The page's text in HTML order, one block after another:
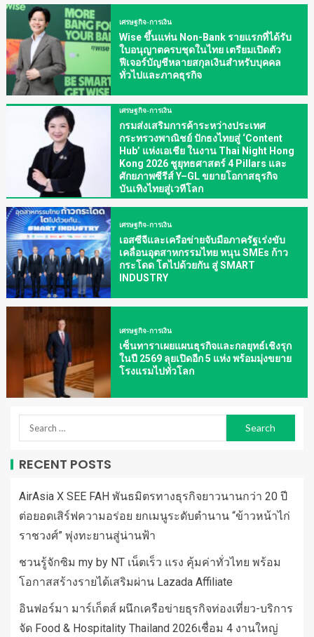
เศรษฐกิจ-การเงิน
Wise ขึ้นแท่น Non-Bank รายแรกที่ได้รับ
ใบอนุญาตครบชุดในไทย เตรียมเปิดตัว
ฟีเจอร์บัญชีหลายสกุลเงินสำหรับบุคคล
ทั่วไปและภาคธุรกิจ
เศรษฐกิจ-การเงิน
กรมส่งเสริมการค้าระหว่างประเทศ
กระทรวงพาณิชย์ ปักธงไทยสู่ ‘Content
Hub’ แห่งเอเชีย ในงาน Thai Night Hong
Kong 2026 ชูยุทธศาสตร์ 4 Pillars และ
ศักยภาพซีรีส์ Y–GL ขยายโอกาสธุรกิจ
บันเทิงไทยสู่เวทีโลก
เศรษฐกิจ-การเงิน
เอสซีจีและเครือข่ายจับมือภาครัฐเร่งขับ
เคลื่อนอุตสาหกรรมไทย หนุน SMEs ก้าว
กระโดด โตไปด้วยกัน สู่ SMART
INDUSTRY
เศรษฐกิจ-การเงิน
เซ็นทาราเผยแผนธุรกิจและกลยุทธ์เชิงรุก
ในปี 2569 ลุยเปิดอีก 5 แห่ง พร้อมมุ่งขยาย
โรงแรมไปทั่วโลก
RECENT POSTS
AirAsia X SEE FAH พันธมิตรทางธุรกิจยาวนานกว่า 20 ปี
ต่อยอดเสิร์ฟความอร่อย ยกเมนูระดับตำนาน “ข้าวหน้าไก่
ราชวงศ์” พุ่งทะยานสู่น่านฟ้า
ชวนรู้จักซิม my by NT เน็ตเร็ว แรง คุ้มค่าทั่วไทย พร้อม
โอกาสสร้างรายได้เสริมผ่าน Lazada Affiliate
อินฟอร์มา มาร์เก็ตส์ ผนึกเครือข่ายธุรกิจท่องเที่ยว-บริการ
จัด Food & Hospitality Thailand 2026เชื่อม 4 งานใหญ่